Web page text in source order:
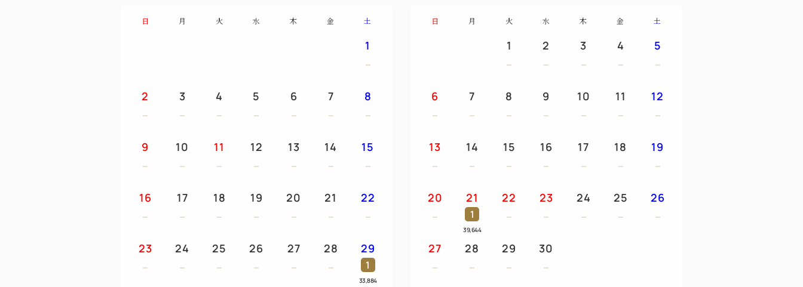
・丹波産栗を使ったティラミス仕立て カカオの薫り
■ご朝食■
の和朝食をご用意しております。
・「ペットと泊まれる」と記載ある客室のみ可能です。他のお部屋はご利
用いただけませんのでご注意ください。
・フロント、レストランにはわんちゃんはご一緒いただけません。チェ
・送迎のお車は共用スペースとなりますので、わんちゃん同伴のお客様の
日 月 火 水 木 金 土
1
2 3 4 5 6 7 8
9 10 11 12 13 14 15
16 17 18 19 20 21 22
23 24 25 26 27 28 29
1
33,884
日 月 火 水 木 金 土
1 2 3 4 5
6 7 8 9 10 11 12
13 14 15 16 17 18 19
20 21
1
39,644
22 23 24 25 26
27 28 29 30